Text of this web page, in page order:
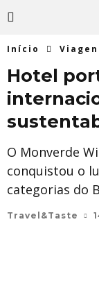
Início
Hotel
O Monverde
conquistou o
categorias do
Travel&Taste